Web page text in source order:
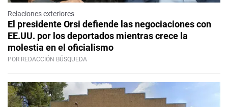
Relaciones exteriores
El presidente Orsi defiende las negociaciones con
EE.UU. por los deportados mientras crece la
molestia en el oficialismo
POR REDACCIÓN BÚSQUEDA